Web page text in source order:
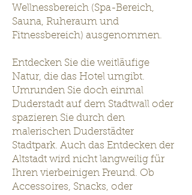
Wellnessbereich (Spa-Bereich,
Sauna, Ruheraum und
Fitnessbereich) ausgenommen.
Entdecken Sie die weitläufige
Natur, die das Hotel umgibt.
Umrunden Sie doch einmal
Duderstadt auf dem Stadtwall oder
spazieren Sie durch den
malerischen Duderstädter
Stadtpark. Auch das Entdecken der
Altstadt wird nicht langweilig für
Ihren vierbeinigen Freund. Ob
Accessoires, Snacks, oder